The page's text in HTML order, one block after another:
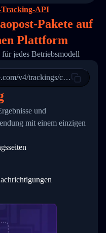
2,
[
03-08 04: 22: 00",
"Departed
"Departed Facility
03-06 15:28:00",
"Shipment
"BEIJING-
Tracking-API
Pakete auf
Plattform
jedes Betriebsmodell
v4/trackings/create
und
mit einem einzigen